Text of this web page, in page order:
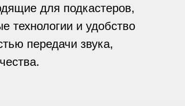
для подкастеров,
технологии и удобство
передачи звука,